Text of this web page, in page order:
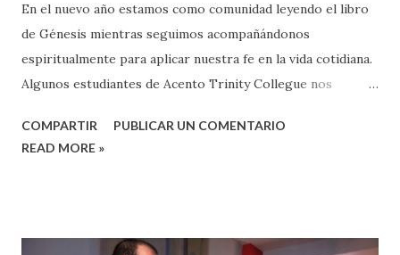
En el nuevo año estamos como comunidad leyendo el libro
de Génesis mientras seguimos acompañándonos
espiritualmente para aplicar nuestra fe en la vida cotidiana.
Algunos estudiantes de Acento Trinity Collegue nos
de Crecimiento en marcha y se perciben ganas de seguir
COMPARTIR
PUBLICAR UN COMENTARIO
READ MORE »